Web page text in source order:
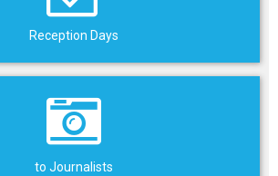
Reception Days
to Journalists